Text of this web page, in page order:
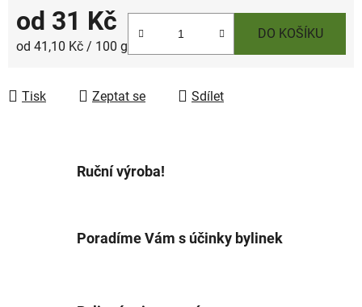
od 31 Kč
Měrná cena:
od 41,10 Kč / 100 g
DO KOŠÍKU
Tisk Zeptat se Sdílet
Ruční výroba!
Poradíme Vám s účinky bylinek